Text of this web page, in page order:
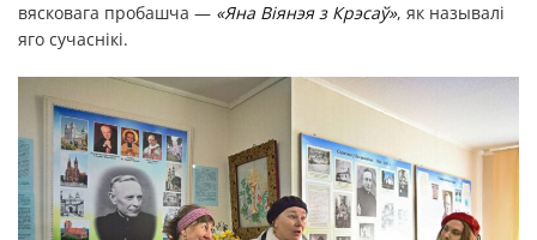
вясковага пробашча — «Яна Віянэя з Крэсаў», як называлі
яго сучаснікі.